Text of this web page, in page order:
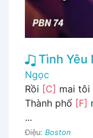
Tình Yêu
Ngọc
Rồi [C] mai tôi
Thành phố [F]
...
Điệu: Boston